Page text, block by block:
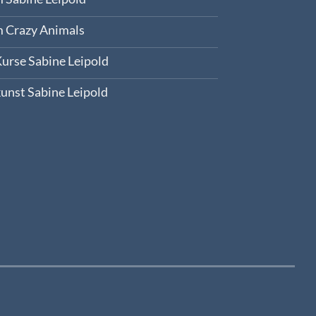
Crazy Animals
Sabine Leipold
Sabine Leipold